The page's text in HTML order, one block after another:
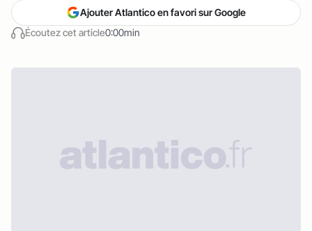
Écoutez cet article0:00min
Ajouter Atlantico en favori sur Google